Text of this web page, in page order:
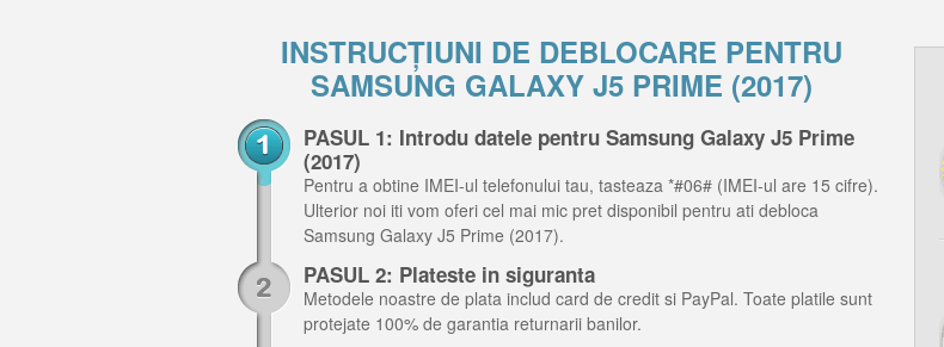
INSTRUCȚIUNI DE DEBLOCARE PENTRU
SAMSUNG GALAXY J5 PRIME (2017)
PASUL 1: Introdu datele pentru Samsung Galaxy J5 Prime
(2017)
Pentru a obtine IMEI-ul telefonului tau, tasteaza *#06# (IMEI-ul are 15 cifre).
Ulterior noi iti vom oferi cel mai mic pret disponibil pentru ati debloca
Samsung Galaxy J5 Prime (2017).
PASUL 2: Plateste in siguranta
Metodele noastre de plata includ card de credit si PayPal. Toate platile sunt
protejate 100% de garantia returnarii banilor.